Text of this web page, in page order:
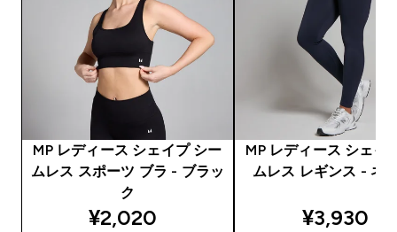
MP レディース シェイプ シー
ムレス スポーツ ブラ - ブラッ
ク
discounted price
¥2,020‎
MP レディース シェイ
ムレス レギンス - ネ
¥3,930‎